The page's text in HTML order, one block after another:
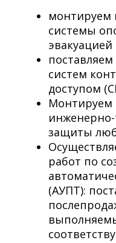
монтируем
системы
систем
доступом
Монтируем
инженерно-
защиты
работ по
(АУПТ):